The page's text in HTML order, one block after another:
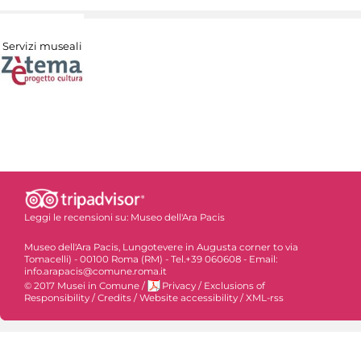
Servizi museali
Leggi le recensioni su: Museo dell'Ara Pacis
Museo dell'Ara Pacis, Lungotevere in Augusta corner to via
Tomacelli) - 00100 Roma (RM) - Tel.+39 060608 - Email:
info.arapacis@comune.roma.it
© 2017 Musei in Comune / Privacy / Exclusions of
Responsibility / Credits / Website accessibility / XML-rss